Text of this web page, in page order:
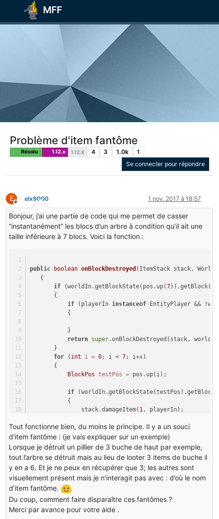
MFF
Problème d'item fantôme
Résolu 1.12.x 1.12.X 4 3 1.0k
1
Se connecter pour répondre
E
Hors-ligne
elx9000 1 nov. 2017 à 18:57
Bonjour, j’ai une partie de code qui me permet de casser
“instantanément” les blocs d’un arbre à condition qu’il ait une
taille inférieure à 7 blocs. Voici la fonction :
public boolean onBlockDestroyed (ItemStack stack,
{
if (worldIn.getBlockState(pos.up(7
{
if (playerIn instanceof EntityPlayer &&
{
}
return super.onBlockDestroyed(stack,
}
for ( int i = 0; i < 7; i++)
{
BlockPos testPos = pos.up(i);
if
{
stack.damageItem( 1 , playerIn);
if (!worldIn.isRemote &&
{
float
f = 0.7F ;
double d0 = (double
double d1 = ( double
double d2 = (double
EntityItem entityItem =
entityItem.setDefaultPickupDelay();
worldIn.spawnEntity(entityItem);
Tout fonctionne bien, du moins le principe. Il y a un souci
d’item fantôme : (je vais expliquer sur un exemple)
Lorsque je détruit un pillier de 3 buche de haut par exemple,
tout l’arbre se détruit mais au lieu de looter 3 items de buche il
y en a 6. Et je ne peux en récupérer que 3; les autres sont
visuellement présent mais je n’interagit pas avec : d’où le nom
d’item fantôme.
Du coup, comment faire disparaître ces fantômes ?
Merci par avance pour votre aide .